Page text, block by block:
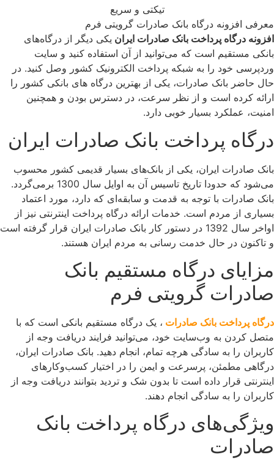
تیکتی و سریع
معرفی افزونه درگاه بانک صادرات گرویتی فرم
افزونه درگاه پرداخت بانک صادرات ایران یکی دیگر از درگاه‌های
بانکی مستقیم است که می‌توانید از آن استفاده کنید و سایت
وردپرسی خود را به شبکه پرداخت الکترونیک کشور وصل کنید. در
حال حاضر بانک صادرات، یکی از بهترین درگاه های بانکی کشور را
ارائه کرده است و از نظر سرعت، در دسترس بودن و همچنین
امنیت، عملکرد بسیار خوبی دارد.
درگاه پرداخت بانک صادرات ایران
بانک صادرات ایران، یکی از بانک‌های بسیار قدیمی کشور محسوب
می‌شود که حدودا تاریخ تاسیس آن به اوایل سال 1300 برمی‌گردد.
بانک صادرات با توجه به قدمت و سابقه‌ای که دارد، مورد اعتماد
بسیاری از مردم است. خدمات ارائه درگاه پرداخت اینترنتی نیز از
اواخر سال 1392 در دستور کار بانک صادرات ایران قرار گرفته است
و تاکنون در حال خدمت رسانی به مردم ایران هستند.
مزایای درگاه مستقیم بانک
صادرات گرویتی فرم
درگاه پرداخت بانک صادرات ، یک درگاه مستقیم بانکی است که با
متصل کردن به وب‌سایت خود، می‌توانید فرایند دریافت وجه از
کاربران را به سادگی هرچه تمام، انجام دهید. بانک صادرات ایران،
درگاهی مطمئن، پرسرعت و ایمن را در اختیار کسب‌وکارهای
اینترنتی قرار داده است تا بدون شک و تردید بتوانند دریافت وجه از
کاربران را به سادگی انجام دهند.
ویژگی‌های درگاه پرداخت بانک
صادرات